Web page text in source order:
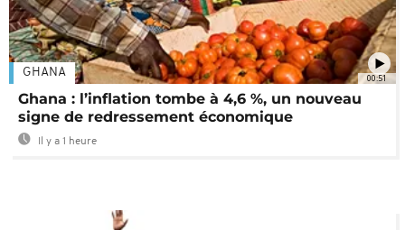
00:51
GHANA
Ghana : l’inflation tombe à 4,6 %, un nouveau
signe de redressement économique
Il y a 1 heure